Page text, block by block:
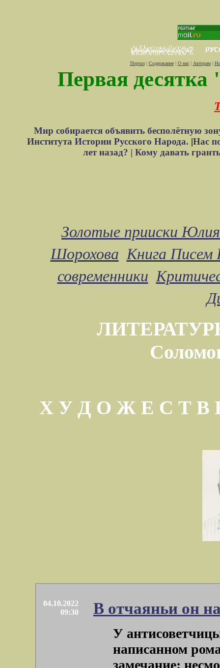
Портал| Содержание| О нас| Авторам|
Первая десятка
Мир собирается объявить бесполётную
Института Истории Русского Народа. |Нас
лет назад? | Кому давать
Золотые прииски
Шорохова Книга Писем
современники
Х У Д О Ж Е С Т
04.10.2022
09:30
В отчаяньи он
У
написанном